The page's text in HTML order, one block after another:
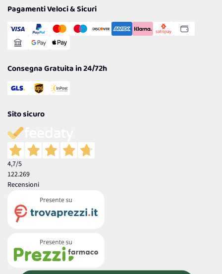
Cookie Policy
Gestisci Cookie
Reso Facile e Veloce
Pagamenti Veloci & Sicuri
Consegna Gratuita in 24/72h
Sito sicuro
4,7/5
122.269
Recensioni